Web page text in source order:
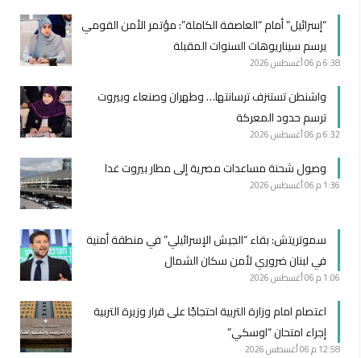
“إسرائيل” أمام “العاصفة الكاملة”: مؤتمر الأمن القومي
يرسم سيناريوهات السنوات المقبلة
6:38 م 06 أغسطس 2026
واشنطن تستنزف ترسانتها… وطهران وصنعاء وبيروت
ترسم حدود المعركة
6:32 م 06 أغسطس 2026
وصول شحنة مساعدات مصرية إلى مطار بيروت غدا
1:36 م 06 أغسطس 2026
سموتريتش: بقاء “الجيش الإسرائيلي” في منطقة أمنية
في لبنان ضروري لأمن سكان الشمال
1:06 م 06 أغسطس 2026
اعتصام امام وزارة التربية احتجاجًا على قرار وزيرة التربية
إجراء امتحان “اوسكي”
12:58 م 06 أغسطس 2026